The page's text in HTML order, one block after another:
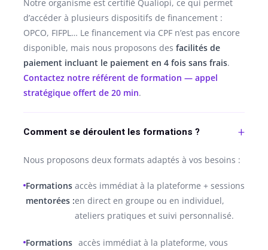
Notre organisme est certifié Qualiopi, ce qui permet
d’accéder à plusieurs dispositifs de financement :
OPCO, FIFPL… Le financement via CPF n’est pas encore
disponible, mais nous proposons des facilités de
paiement incluant le paiement en 4 fois sans frais.
Contactez notre référent de formation — appel
stratégique offert de 20 min.
Comment se déroulent les formations ?
Nous proposons deux formats adaptés à vos besoins :
Formations
mentorées :
accès immédiat à la plateforme + sessions
en direct en groupe ou en individuel,
ateliers pratiques et suivi personnalisé.
Formations accès immédiat à la plateforme, vous